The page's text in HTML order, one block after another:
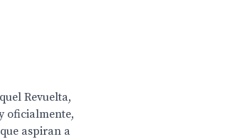
Revuelta,
oficialmente,
aspiran a